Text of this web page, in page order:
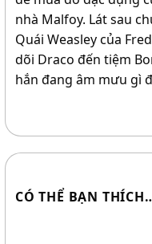
nhà Malfoy. Lát sau
Quái Weasley của
dõi Draco đến tiệm
hắn đang âm mưu gì
CÓ THỂ BẠN